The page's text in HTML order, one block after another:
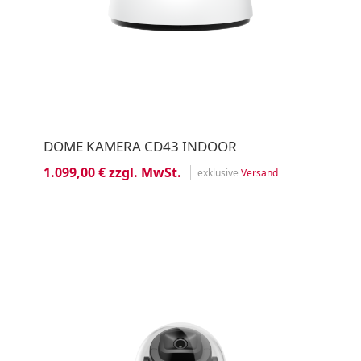
DOME KAMERA CD43 INDOOR
1.099,00 € zzgl. MwSt. exklusive Versand